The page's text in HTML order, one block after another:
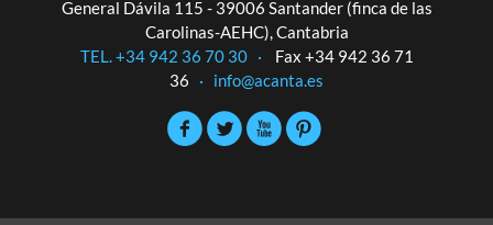
General Dávila 115 - 39006 Santander (finca de las
Carolinas-AEHC), Cantabria
TEL. +34 942 36 70 30 · Fax +34 942 36 71
36 · info@acanta.es